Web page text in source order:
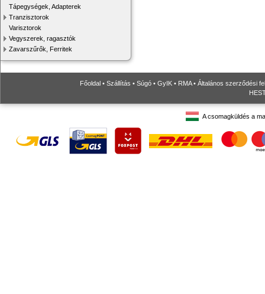
Tápegységek, Adapterek
Tranzisztorok
Varisztorok
Vegyszerek, ragasztók
Zavarszűrők, Ferritek
Főoldal • Szállítás • Súgó • GyIK • RMA• Általános szerződési
A csomagküldés a